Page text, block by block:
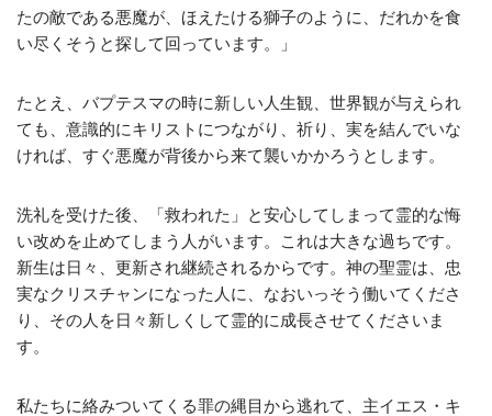
たの敵である悪魔が、ほえたける獅子のように、だれかを食
い尽くそうと探して回っています。」
たとえ、バプテスマの時に新しい人生観、世界観が与えられ
ても、意識的にキリストにつながり、祈り、実を結んでいな
ければ、すぐ悪魔が背後から来て襲いかかろうとします。
洗礼を受けた後、「救われた」と安心してしまって霊的な悔
い改めを止めてしまう人がいます。これは大きな過ちです。
新生は日々、更新され継続されるからです。神の聖霊は、忠
実なクリスチャンになった人に、なおいっそう働いてくださ
り、その人を日々新しくして霊的に成長させてくださいま
す。
私たちに絡みついてくる罪の縄目から逃れて、主イエス・キ